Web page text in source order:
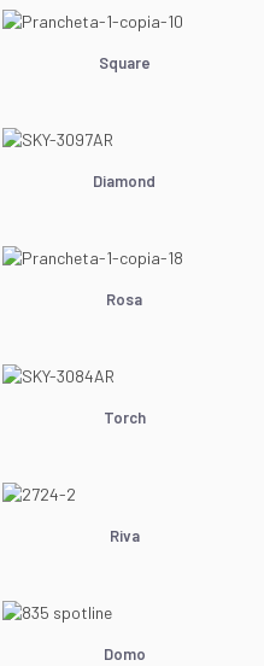
Square
Diamond
Rosa
Torch
Riva
Domo